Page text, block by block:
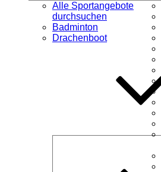
Alle Sportangebote
durchsuchen
Badminton
Drachenboot